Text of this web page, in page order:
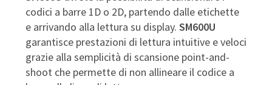
codici a barre 1D o 2D, partendo dalle etichette
e arrivando alla lettura su display. SM600U
garantisce prestazioni di lettura intuitive e veloci
grazie alla semplicità di scansione point-and-
shoot che permette di non allineare il codice a